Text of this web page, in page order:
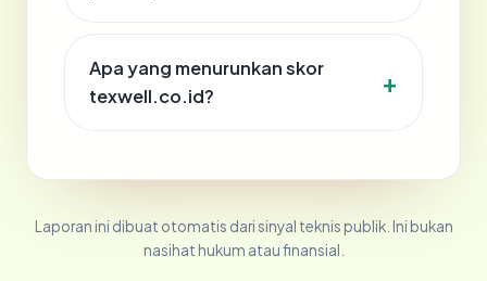
Apa yang menurunkan skor
texwell.co.id?
Laporan ini dibuat otomatis dari sinyal teknis publik. Ini bukan
nasihat hukum atau finansial.